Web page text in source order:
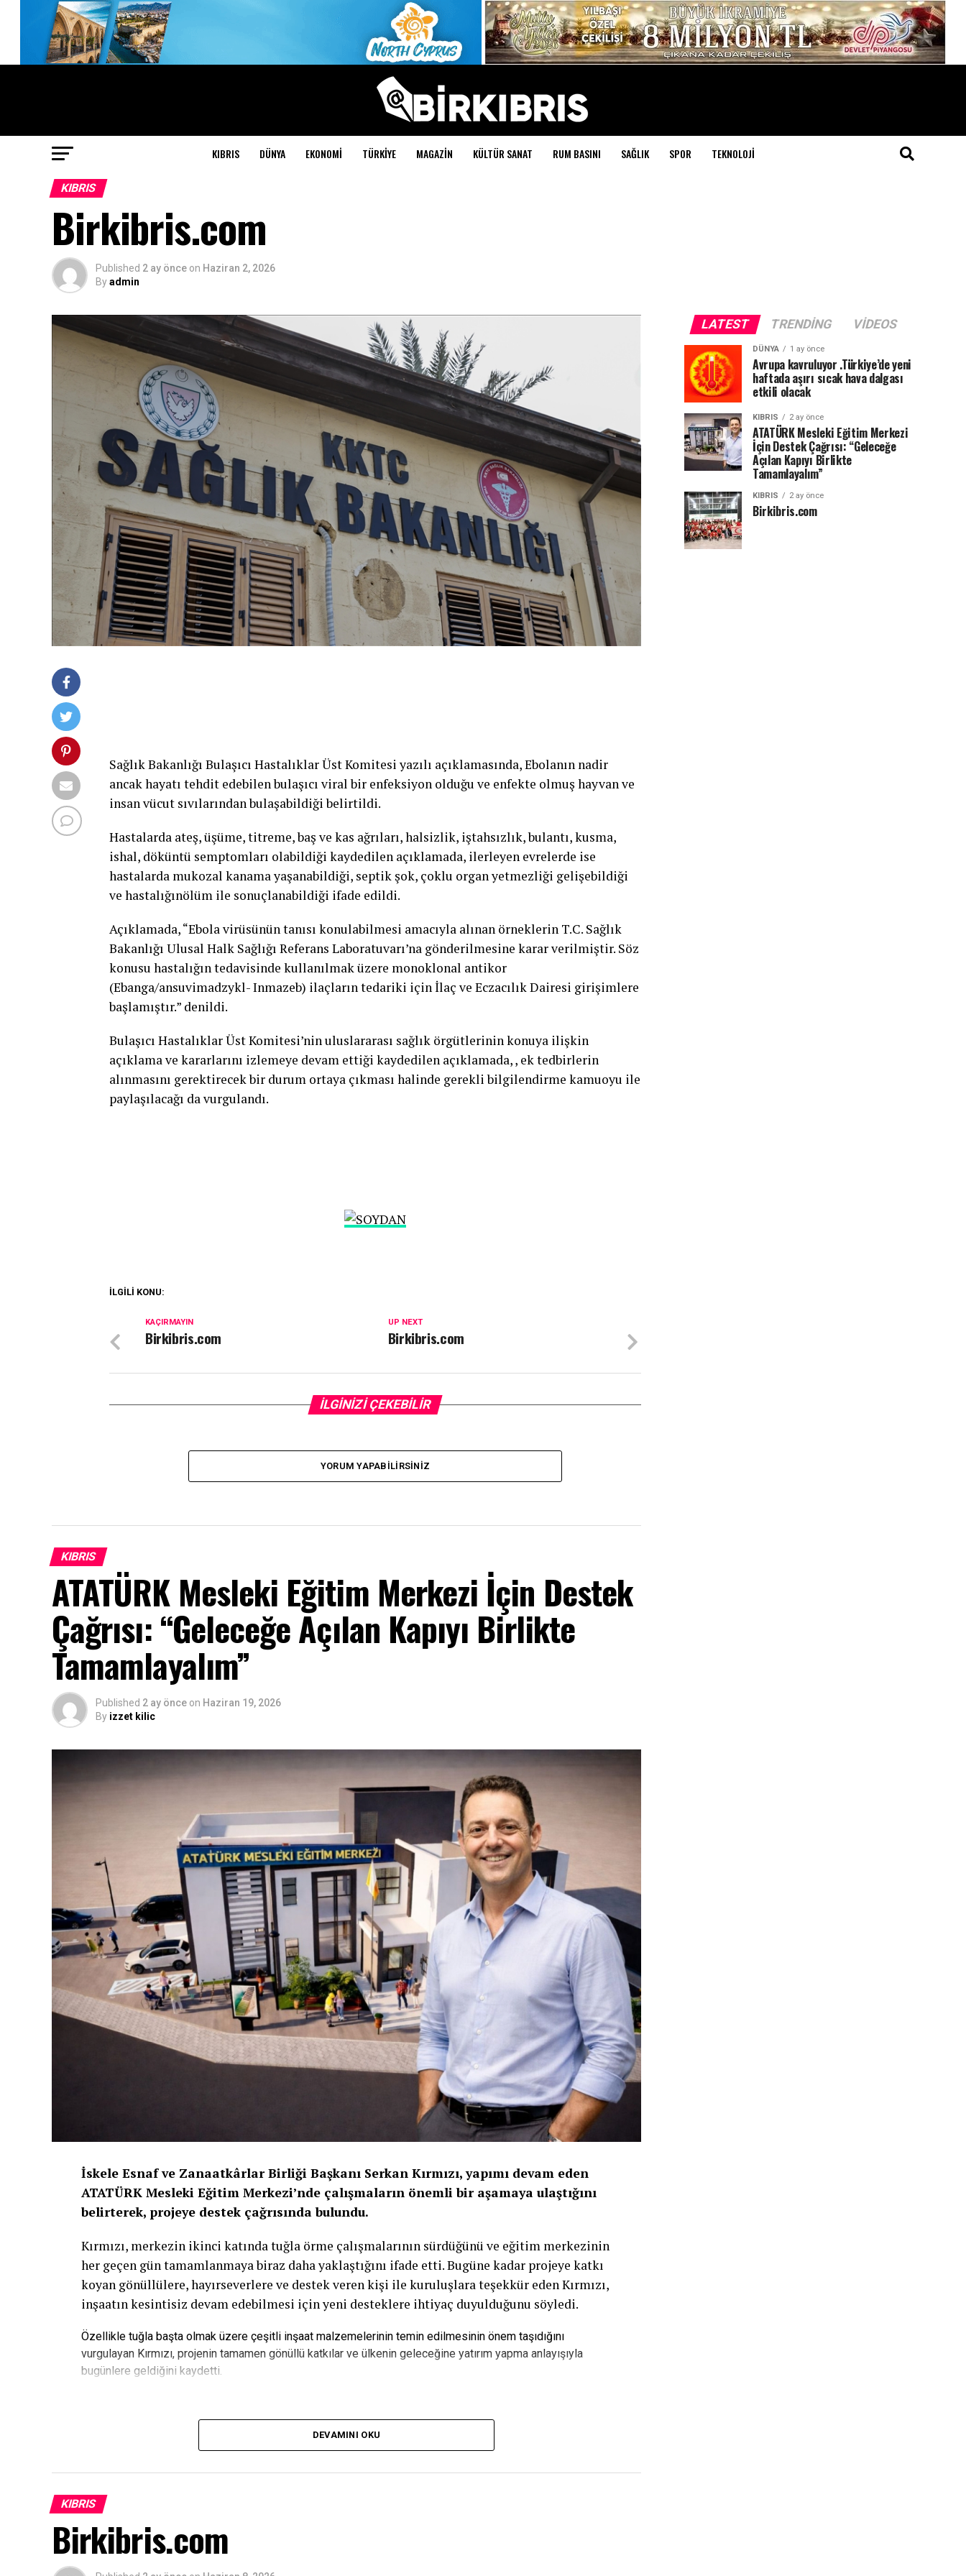
KIBRIS DÜNYA EKONOMI TÜRKIYE MAGAZIN KÜLTÜR SANAT RUM BASINI SAĞLIK SPOR TEKNOLOJI
KIBRIS
Birkibris.com
Published 2 ay önce on Haziran 2, 2026
Byadmin
Sağlık Bakanlığı Bulaşıcı Hastalıklar Üst Komitesi yazılı açıklamasında, Ebolanın nadir
ancak hayatı tehdit edebilen bulaşıcı viral bir enfeksiyon olduğu ve enfekte olmuş hayvan ve
insan vücut sıvılarından bulaşabildiği belirtildi.
Hastalarda ateş, üşüme, titreme, baş ve kas ağrıları, halsizlik, iştahsızlık, bulantı, kusma,
ishal, döküntü semptomları olabildiği kaydedilen açıklamada, ilerleyen evrelerde ise
hastalarda mukozal kanama yaşanabildiği, septik şok, çoklu organ yetmezliği gelişebildiği
ve hastalığınölüm ile sonuçlanabildiği ifade edildi.
Açıklamada, “Ebola virüsünün tanısı konulabilmesi amacıyla alınan örneklerin T.C. Sağlık
Bakanlığı Ulusal Halk Sağlığı Referans Laboratuvarı’na gönderilmesine karar verilmiştir. Söz
konusu hastalığın tedavisinde kullanılmak üzere monoklonal antikor
(Ebanga/ansuvimadzykl- Inmazeb) ilaçların tedariki için İlaç ve Eczacılık Dairesi girişimlere
başlamıştır.” denildi.
Bulaşıcı Hastalıklar Üst Komitesi’nin uluslararası sağlık örgütlerinin konuya ilişkin
açıklama ve kararlarını izlemeye devam ettiği kaydedilen açıklamada, , ek tedbirlerin
alınmasını gerektirecek bir durum ortaya çıkması halinde gerekli bilgilendirme kamuoyu ile
paylaşılacağı da vurgulandı.
İLGİLİ KONU:
UP NEXT
Birkibris.com
KAÇIRMAYIN
Birkibris.com
İLGİNİZİ ÇEKEBİLİR
YORUM YAPABILIRSINIZ
KIBRIS
ATATÜRK Mesleki Eğitim Merkezi İçin Destek
Çağrısı: “Geleceğe Açılan Kapıyı Birlikte
Tamamlayalım”
Published 2 ay önce on Haziran 19, 2026
By izzet kilic
İskele Esnaf ve Zanaatkârlar Birliği Başkanı Serkan Kırmızı, yapımı devam eden
ATATÜRK Mesleki Eğitim Merkezi’nde çalışmaların önemli bir aşamaya ulaştığını
belirterek, projeye destek çağrısında bulundu.
Kırmızı, merkezin ikinci katında tuğla örme çalışmalarının sürdüğünü ve eğitim merkezinin
her geçen gün tamamlanmaya biraz daha yaklaştığını ifade etti. Bugüne kadar projeye katkı
koyan gönüllülere, hayırseverlere ve destek veren kişi ile kuruluşlara teşekkür eden Kırmızı,
inşaatın kesintisiz devam edebilmesi için yeni desteklere ihtiyaç duyulduğunu söyledi.
Özellikle tuğla başta olmak üzere çeşitli inşaat malzemelerinin temin edilmesinin önem taşıdığını
vurgulayan Kırmızı, projenin tamamen gönüllü katkılar ve ülkenin geleceğine yatırım yapma anlayışıyla
bugünlere geldiğini kaydetti.
“Bu Proje Gençlerin Geleceğine Yapılan Yatırımdır”
ayakları üzerinde durabileceği önemli bir eğitim yuvası olacağını söyledi.
Kırmızı açıklamasında, “Bu proje, ülkemizin ihtiyaç duyduğu kalifiye iş gücünü yetiştirecek
ve gençlerimize yeni fırsatlar sunacaktır. Bugüne kadar yüzlerce kişinin desteğiyle önemli
DEVAMINI OKU
KIBRIS
Birkibris.com
LATEST TRENDING VIDEOS
DÜNYA 1 ay önce
Avrupa kavruluyor .Türkiye’de yeni
haftada aşırı sıcak hava dalgası
etkili olacak
KIBRIS 2 ay önce
ATATÜRK Mesleki Eğitim Merkezi
İçin Destek Çağrısı: “Geleceğe
Açılan Kapıyı Birlikte
Tamamlayalım”
KIBRIS 2 ay önce
Birkibris.com